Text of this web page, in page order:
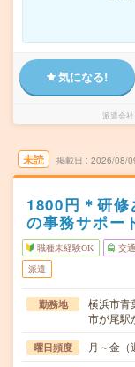
気になる!
派遣会社
未読 掲載日 2026/08/
1800円＊研
の事務サポー
職種未経験OK 交
派遣
勤務地
横浜市青
市が尾駅
曜日頻度 月～金